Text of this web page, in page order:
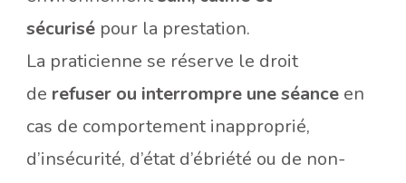
sécurisé pour la prestation.
La praticienne se réserve le droit
de refuser ou interrompre une séance en
cas de comportement inapproprié,
d’insécurité, d’état d’ébriété ou de non-